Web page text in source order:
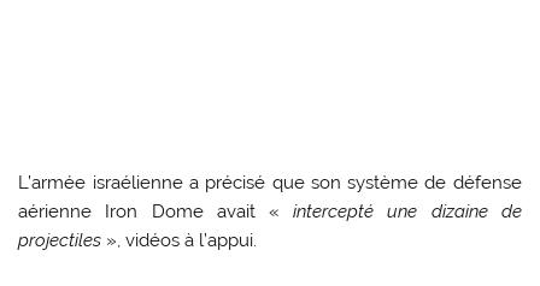
L’armée israélienne a précisé que son système de défense
aérienne Iron Dome avait «intercepté une dizaine de
projectiles », vidéos à l’appui.